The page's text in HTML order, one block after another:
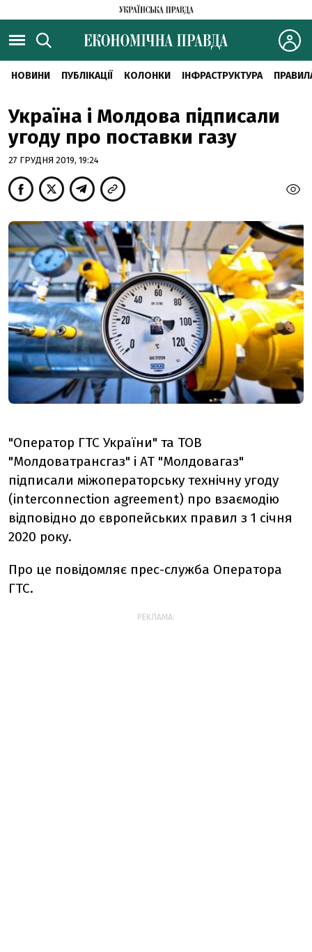
НОВИНИ ПУБЛІКАЦІЇ КОЛОНКИ ІНФРАСТРУКТУРА
Україна і Молдова підписали
угоду про поставки газу
27 ГРУДНЯ 2019, 19:24
"Оператор ГТС України" та ТОВ
"Молдоватрансгаз" і АТ "Молдовагаз"
підписали міжоператорську технічну угоду
(interconnection agreement) про взаємодію
відповідно до європейських правил з 1 січня
2020 року.
Про це повідомляє прес-служба Оператора
ГТС.
РЕКЛАМА: